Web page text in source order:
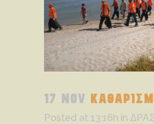
17 NOV
Posted at 13:16h in